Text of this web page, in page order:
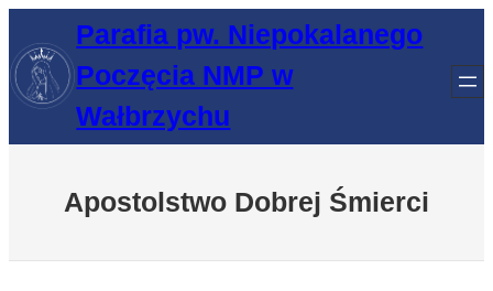
treści
Parafia pw. Niepokalanego
Poczęcia NMP w
Wałbrzychu
Apostolstwo Dobrej Śmierci